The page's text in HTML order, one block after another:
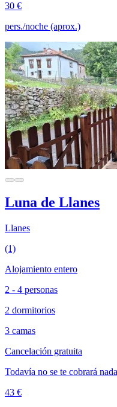
30 €
pers./noche (aprox.)
Luna de Llanes
Llanes
(1)
Alojamiento entero
2 - 4 personas
2 dormitorios
3 camas
Cancelación gratuita
Todavía no se te cobrará
43 €